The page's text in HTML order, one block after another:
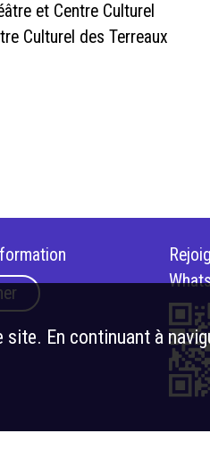
et Centre Culturel
Culturel des Terreaux
En continuant à